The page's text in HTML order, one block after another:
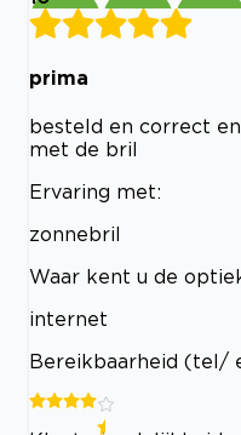
prima
besteld en correct
met de bril
Ervaring met:
zonnebril
Waar kent u de
internet
Bereikbaarheid (tel/